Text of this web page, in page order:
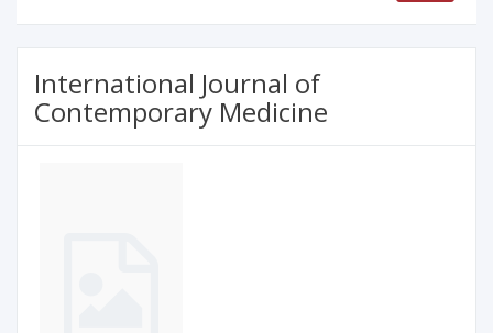
International Journal of
Contemporary Medicine